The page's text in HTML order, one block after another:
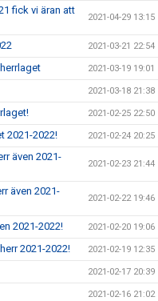
fick vi äran att
2021-04-29 13:15
2021-03-21 22:54
2021-03-19 19:01
2021-03-18 21:38
2021-02-25 22:50
2021-2022! 2021-02-24 20:25
även 2021-
2021-02-23 21:44
även 2021-
2021-02-22 19:46
2021-2022! 2021-02-20 19:06
2021-2022! 2021-02-19 12:35
2021-02-17 20:39
2021-02-16 21:02